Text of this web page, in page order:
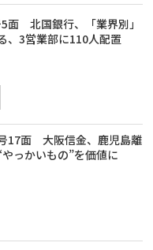
面 北国銀行、「業界別」
、3営業部に110人配置
17面 大阪信金、鹿児島離
っかいもの”を価値に